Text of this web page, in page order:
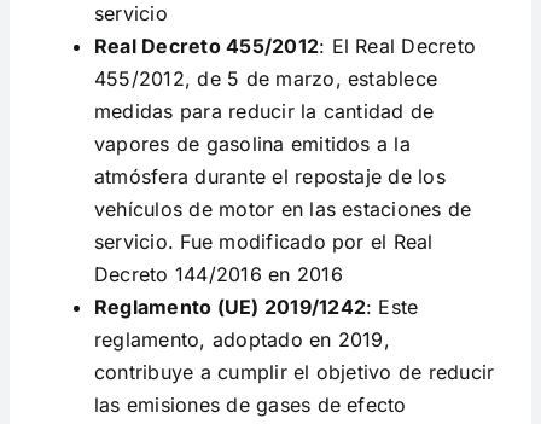
servicio
Real Decreto 455/2012: El Real Decreto
455/2012, de 5 de marzo, establece
medidas para reducir la cantidad de
vapores de gasolina emitidos a la
atmósfera durante el repostaje de los
vehículos de motor en las estaciones de
servicio. Fue modificado por el Real
Decreto 144/2016 en 2016
Reglamento (UE) 2019/1242: Este
reglamento, adoptado en 2019,
contribuye a cumplir el objetivo de reducir
las emisiones de gases de efecto